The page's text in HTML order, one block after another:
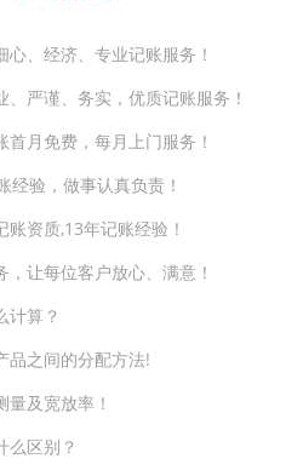
、经济、专业记账服务！
严谨、务实，优质记账服务！
月免费，每月上门服务！
经验，做事认真负责！
资质,13年记账经验！
让每位客户放心、满意！
计算？
品之间的分配方法!
及宽放率！
么区别？